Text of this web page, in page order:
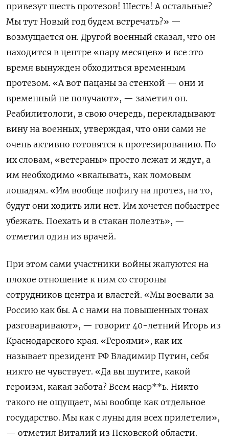
привезут шесть протезов! Шесть! А остальные?
Мы тут Новый год будем встречать?» —
возмущается он. Другой военный сказал, что он
находится в центре «пару месяцев» и все это
время вынужден обходиться временным
протезом. «А вот пацаны за стенкой — они и
временный не получают», — заметил он.
Реабилитологи, в свою очередь, перекладывают
вину на военных, утверждая, что они сами не
очень активно готовятся к протезированию. По
их словам, «ветераны» просто лежат и ждут, а
им необходимо «вкалывать, как ломовым
лошадям. «Им вообще пофигу на протез, на то,
будут они ходить или нет. Им хочется побыстрее
убежать. Поехать и в стакан полезть», —
отметил один из врачей.
При этом сами участники войны жалуются на
плохое отношение к ним со стороны
сотрудников центра и властей. «Мы воевали за
Россию как бы. А с нами на повышенных тонах
разговаривают», — говорит 40-летний Игорь из
Краснодарского края. «Героями», как их
называет президент РФ Владимир Путин, себя
никто не чувствует. «Да вы шутите, какой
героизм, какая забота? Всем наср**ь. Никто
такого не ощущает, мы вообще как отдельное
государство. Мы как с луны для всех прилетели»,
— отметил Виталий из Псковской области.